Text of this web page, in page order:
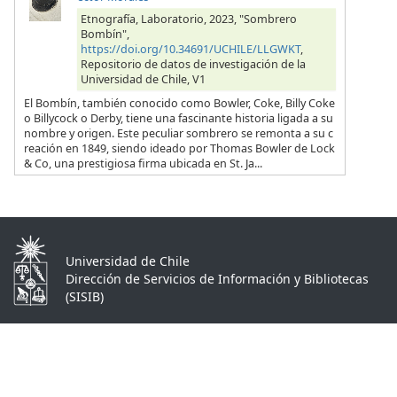
Etnografía, Laboratorio, 2023, "Sombrero
Bombín",
https://doi.org/10.34691/UCHILE/LLGWKT,
Repositorio de datos de investigación de la
Universidad de Chile, V1
El Bombín, también conocido como Bowler, Coke, Billy Coke
o Billycock o Derby, tiene una fascinante historia ligada a su
nombre y origen. Este peculiar sombrero se remonta a su c
reación en 1849, siendo ideado por Thomas Bowler de Lock
& Co, una prestigiosa firma ubicada en St. Ja...
Universidad de Chile
Dirección de Servicios de Información y Bibliotecas
(SISIB)